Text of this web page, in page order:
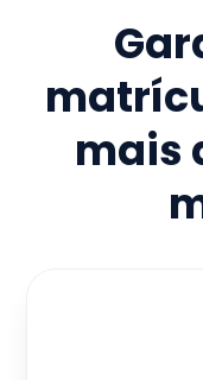
mais